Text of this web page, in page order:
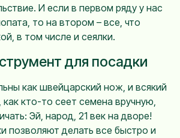
И если в первом ряду у нас
то на втором – все, что
в том числе и сеялки.
для посадки
как швейцарский нож, и всякий
как кто-то сеет семена вручную,
Эй, народ, 21 век на дворе!
позволяют делать все быстро и